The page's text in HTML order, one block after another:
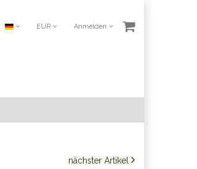
EUR Anmelden
nächster Artikel